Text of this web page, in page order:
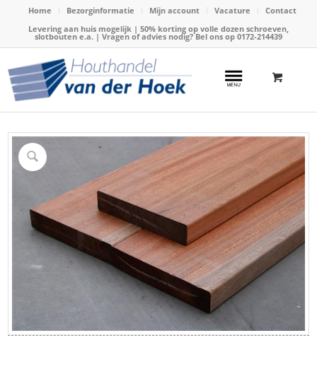
Home Bezorginformatie Mijn account Vacature
Contact
Levering aan huis mogelijk | 50% korting op volle dozen schroeven,
slotbouten e.a. | Vragen of advies nodig? Bel ons op 0172-214439
Home / Webshop / Hardhout / Hardhouten balken
Plank hardhout 35x240mm x 550cm geschaafd (Angelim Vermel)